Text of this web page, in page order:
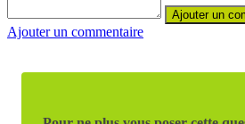
Ajouter un commentaire